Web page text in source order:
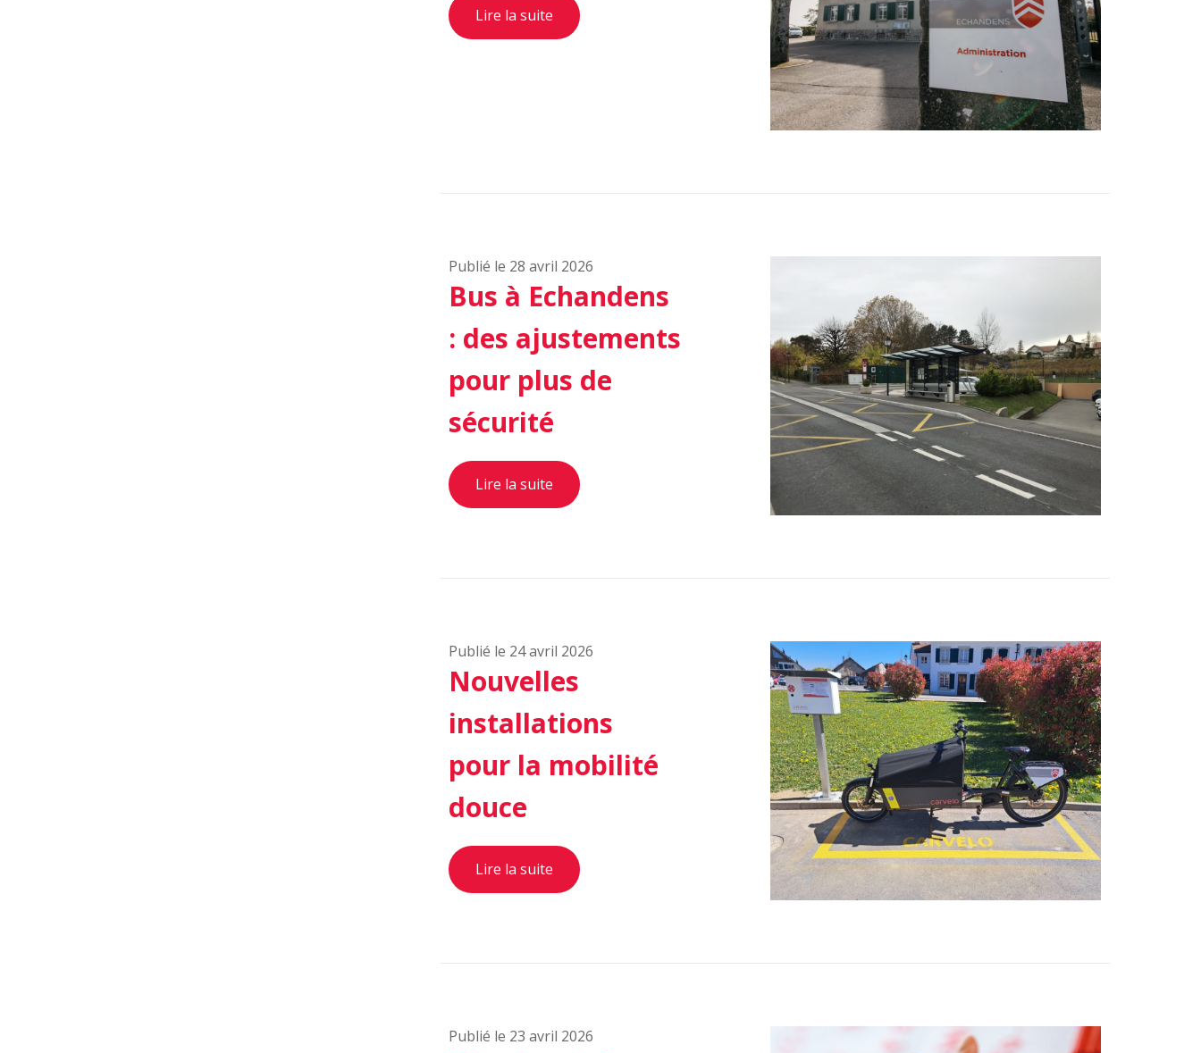
Lire la suite
Publié le 28 avril 2026
Bus à Echandens
: des ajustements
pour plus de
sécurité
Lire la suite
Publié le 24 avril 2026
Nouvelles
installations
pour la mobilité
douce
Lire la suite
Publié le 23 avril 2026